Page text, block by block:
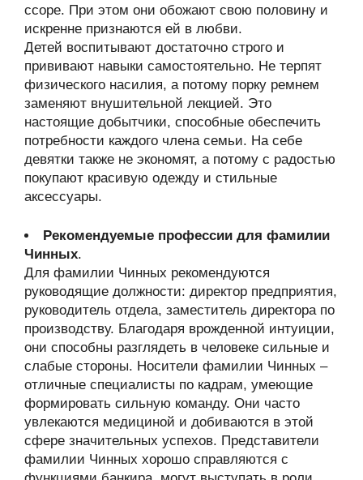
ссоре. При этом они обожают свою половину и
искренне признаются ей в любви.
Детей воспитывают достаточно строго и
прививают навыки самостоятельно. Не терпят
физического насилия, а потому порку ремнем
заменяют внушительной лекцией. Это
настоящие добытчики, способные обеспечить
потребности каждого члена семьи. На себе
девятки также не экономят, а потому с радостью
покупают красивую одежду и стильные
аксессуары.
Рекомендуемые профессии для фамилии
Чинных.
Для фамилии Чинных рекомендуются
руководящие должности: директор предприятия,
руководитель отдела, заместитель директора по
производству. Благодаря врожденной интуиции,
они способны разглядеть в человеке сильные и
слабые стороны. Носители фамилии Чинных –
отличные специалисты по кадрам, умеющие
формировать сильную команду. Они часто
увлекаются медициной и добиваются в этой
сфере значительных успехов. Представители
фамилии Чинных хорошо справляются с